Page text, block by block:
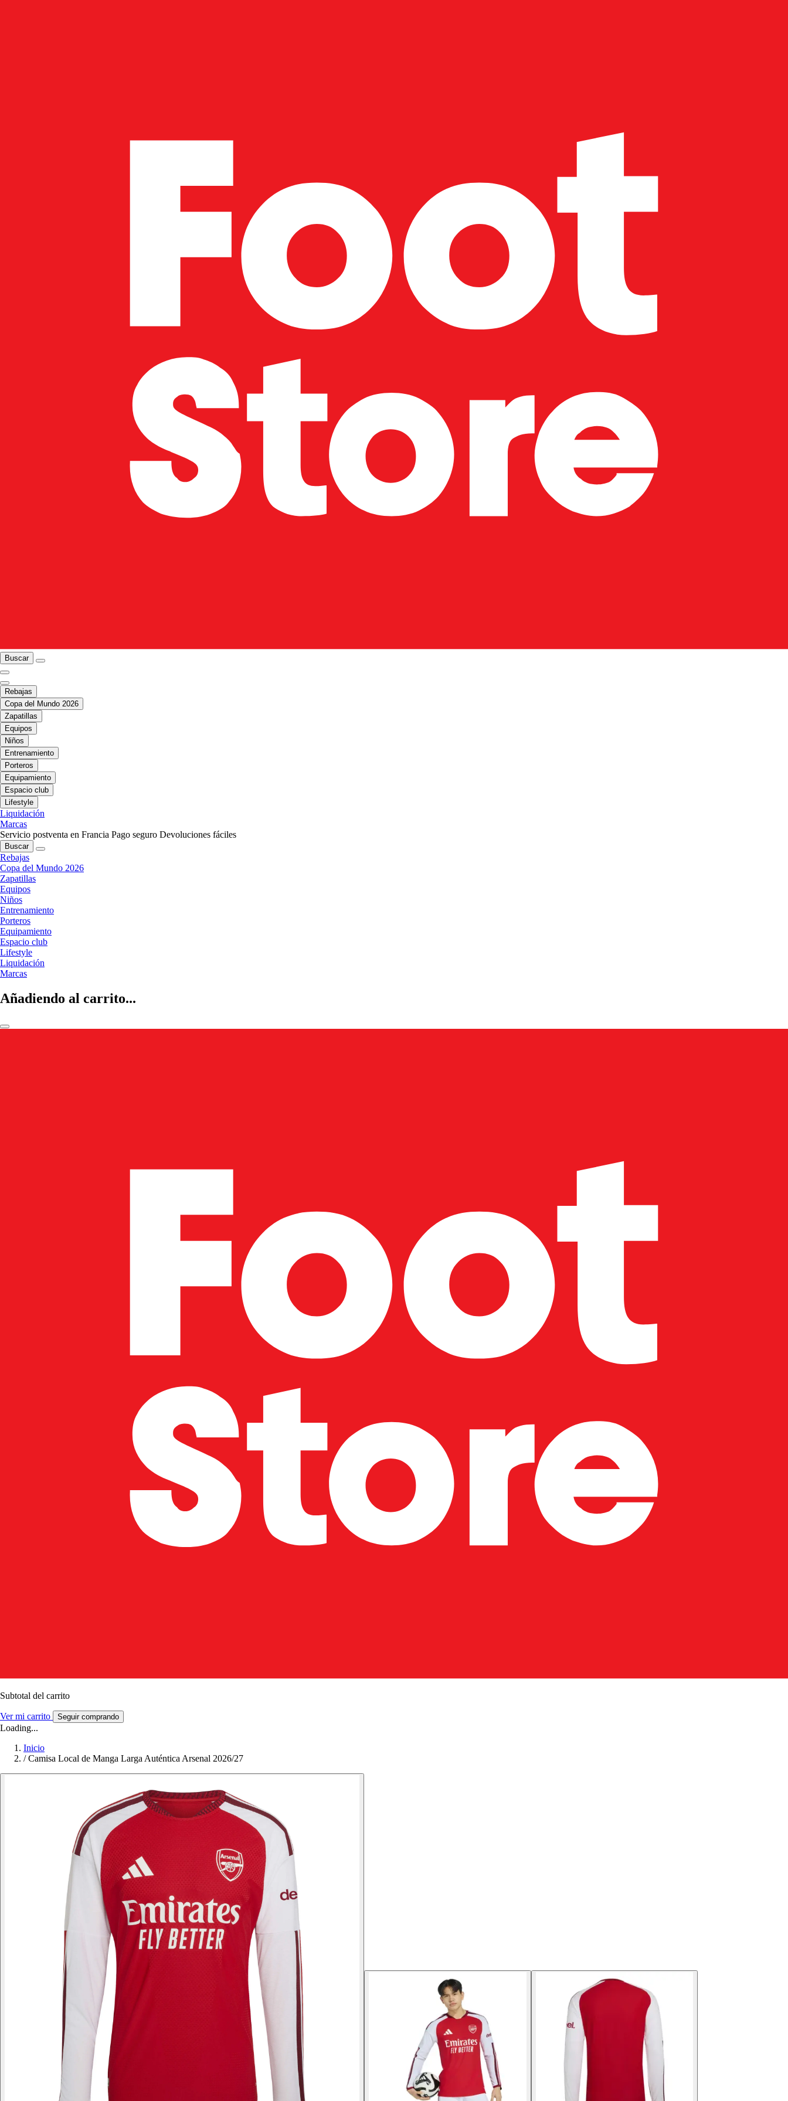
Buscar
Rebajas
Copa del Mundo 2026
Zapatillas
Equipos
Niños
Entrenamiento
Porteros
Equipamiento
Espacio club
Lifestyle
Liquidación
Marcas
Servicio postventa en Francia Pago seguro Devoluciones fáciles
Buscar
Rebajas
Copa del Mundo 2026
Zapatillas
Equipos
Niños
Entrenamiento
Porteros
Equipamiento
Espacio club
Lifestyle
Liquidación
Marcas
Añadiendo al carrito...
Subtotal del carrito
Ver mi carrito Seguir comprando
Loading...
Inicio
/ Camisa Local de Manga Larga Auténtica Arsenal 2026/27